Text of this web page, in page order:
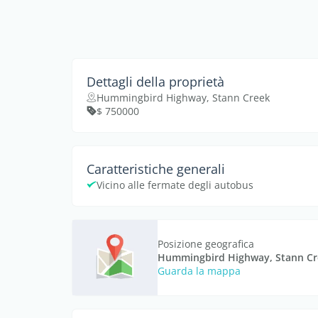
Dettagli della proprietà
Hummingbird Highway, Stann Creek
$ 750000
Caratteristiche generali
Vicino alle fermate degli autobus
Posizione geografica
Hummingbird Highway, Stann
Guarda la mappa